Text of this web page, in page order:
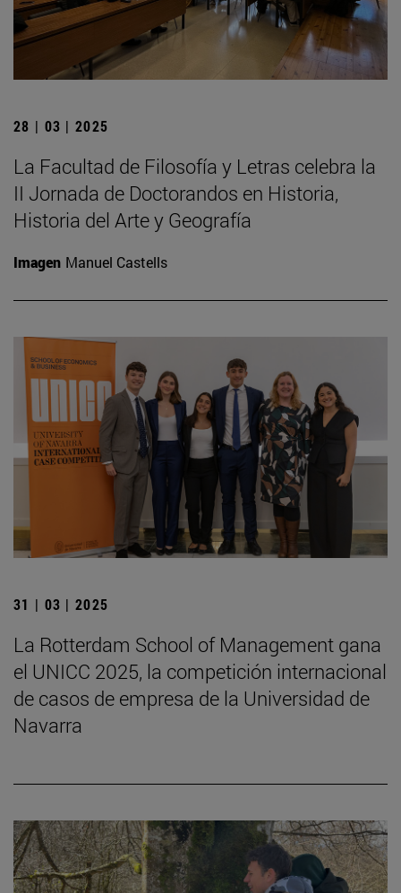
28 | 03 | 2025
La Facultad de Filosofía y Letras celebra la
II Jornada de Doctorandos en Historia,
Historia del Arte y Geografía
Imagen Manuel Castells
31 | 03 | 2025
La Rotterdam School of Management gana
el UNICC 2025, la competición internacional
de casos de empresa de la Universidad de
Navarra